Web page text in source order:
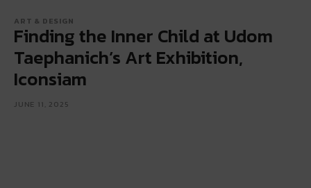
ART & DESIGN
Finding the Inner Child at Udom
Taephanich’s Art Exhibition,
Iconsiam
JUNE 11, 2025